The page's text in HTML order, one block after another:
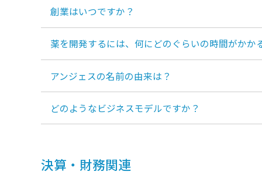
創業はいつですか？
薬を開発するには、何にどのぐらいの時間がかか
アンジェスの名前の由来は？
どのようなビジネスモデルですか？
決算・財務関連